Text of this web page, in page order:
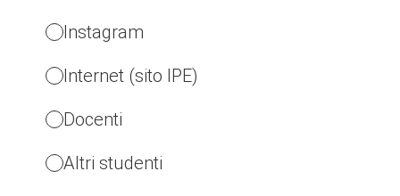
Instagram
Internet (sito IPE)
Docenti
Altri studenti